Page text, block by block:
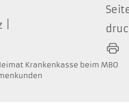
Krankenkasse beim MBO